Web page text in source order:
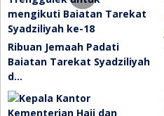
Ribuan Jemaah Padati
Baiatan Tarekat Syadziliyah
d…